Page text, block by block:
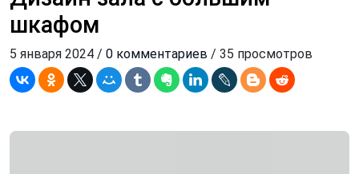
шкафом
5 января 2024 / 0 комментариев / 35 просмотров